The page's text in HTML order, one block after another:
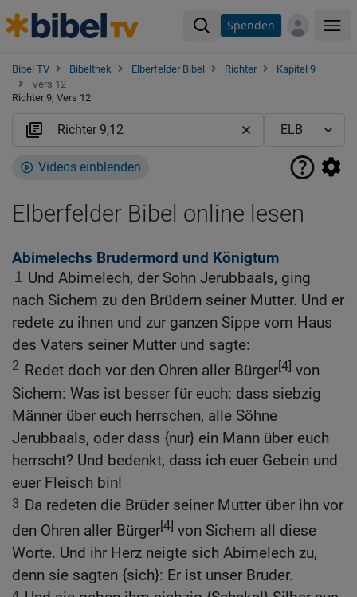
Spenden
Bibel TV Bibelthek Elberfelder Bibel Richter
Kapitel 9
Vers 12
Richter 9, Vers 12
Videos einblenden
Elberfelder Bibel online lesen
Abimelechs Brudermord und Königtum
1
Und Abimelech, der Sohn Jerubbaals, ging
nach Sichem zu den Brüdern seiner Mutter. Und er
redete zu ihnen und zur ganzen Sippe vom Haus
des Vaters seiner Mutter und sagte:
2 Redet doch vor den Ohren aller Bürger[4] von
Sichem: Was ist besser für euch: dass siebzig
Männer über euch herrschen, alle Söhne
Jerubbaals, oder dass {nur} ein Mann über euch
herrscht? Und bedenkt, dass ich euer Gebein und
euer Fleisch bin!
3 Da redeten die Brüder seiner Mutter über ihn vor
den Ohren aller Bürger[4] von Sichem all diese
Worte. Und ihr Herz neigte sich Abimelech zu,
denn sie sagten {sich}: Er ist unser Bruder.